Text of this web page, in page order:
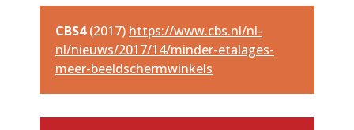
CBS4(2017) https://www.cbs.nl/nl-
nl/nieuws/2017/14/minder-etalages-
meer-beeldschermwinkels